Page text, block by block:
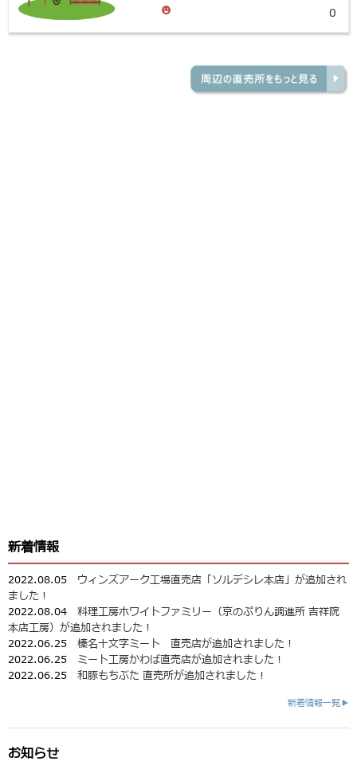
0
新着情報
2022.08.05 ウィンズアーク工場直売店「ソルデシレ本店」が追加され
ました！
2022.08.04 料理工房ホワイトファミリー（京のぷりん調進所 吉祥院
本店工房）が追加されました！
2022.06.25 榛名十文字ミート 直売店が追加されました！
2022.06.25 ミート工房かわば直売店が追加されました！
2022.06.25 和豚もちぶた 直売所が追加されました！
新着情報一覧▶
お知らせ